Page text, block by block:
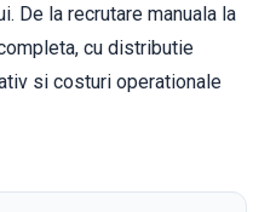
De la recrutare manuala la
cu distributie
si costuri operationale